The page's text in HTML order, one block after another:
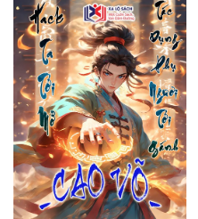
Mưu Mô
Mạt Thế
Mỹ Thực
Ngôn Tình
Ngược
Nữ Cường